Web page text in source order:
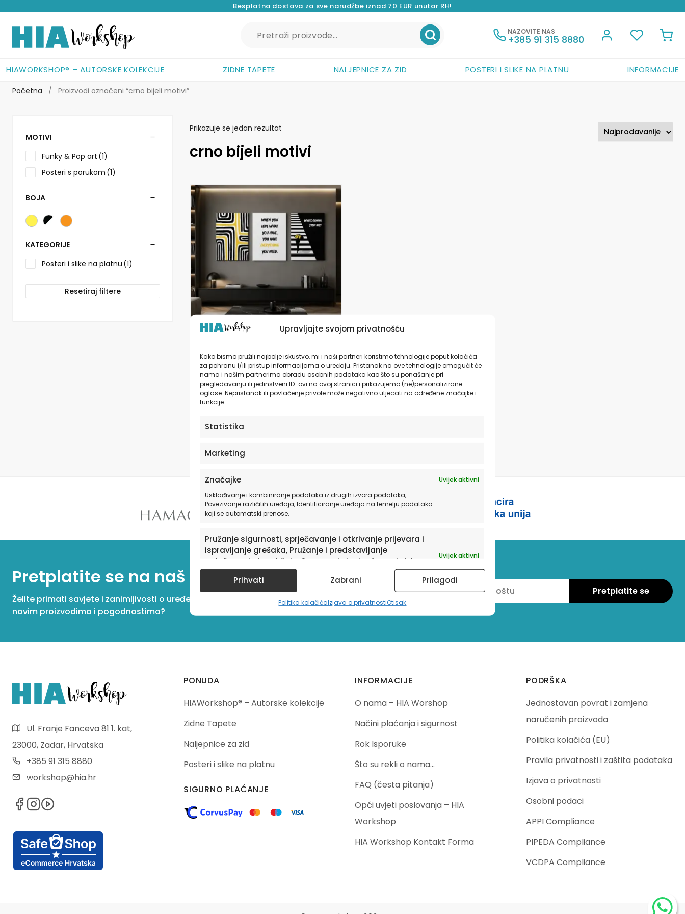
Upravljajte svojom privatnošću
Kako bismo pružili najbolje iskustvo, mi i naši partneri koristimo tehnologije poput kolačića
za pohranu i/ili pristup informacijama o uređaju. Pristanak na ove tehnologije omogućit će
nama i našim partnerima obradu osobnih podataka kao što su ponašanje pri
pregledavanju ili jedinstveni ID-ovi na ovoj stranici i prikazujemo (ne)personalizirane
oglase. Nepristanak ili povlačenje privole može negativno utjecati na određene značajke i
funkcije.
Statistika
Marketing
Značajke
Uvijek aktivni
Usklađivanje i kombiniranje podataka iz drugih izvora podataka,
Povezivanje različitih uređaja, Identificiranje uređaja na temelju podataka
koji se automatski prenose.
Pružanje sigurnosti, sprječavanje i otkrivanje prijevara i
ispravljanje grešaka, Pružanje i predstavljanje
oglašavanja i sadržaja, Spremanje i priopćavanje izbora
u pogledu privatnosti.
Uvijek aktivni
Prihvati Zabrani Prilagodi
Politika kolačićaIzjava o privatnostiOtisak
Besplatna dostava za sve narudžbe iznad 70 EUR unutar RH!
HIAWORKSHOP® – AUTORSKE KOLEKCIJE ZIDNE TAPETE NALJEPNICE ZA ZID POSTERI I SLIKE NA PLATNU INFORMACIJE
NAZOVITE NAS
+385 91 315 8880
Preskoči
na
navigaciju
Skoči
do
sadržaja
Početna / Proizvodi označeni “crno bijeli motivi”
Prikazuje se jedan rezultat
crno bijeli motivi
Everything You Need
od11,90€
Ovaj
varijanti.
Opcije
mogu
odabrati
stranici
proizvoda
MOTIVI
Funky & Pop art (1)
Posteri s porukom (1)
BOJA
KATEGORIJE
Posteri i slike na platnu (1)
Resetiraj filtere
Pretplatite se na naš Newsletter
Želite primati savjete i zanimljivosti o uređenju doma te informacije o
novim proizvodima i pogodnostima?
Ul. Franje Fanceva 81 1. kat,
23000, Zadar, Hrvatska
+385 91 315 8880
workshop@hia.hr
PONUDA
HIAWorkshop® – Autorske kolekcije
Zidne Tapete
Naljepnice za zid
Posteri i slike na platnu
SIGURNO PLAĆANJE
INFORMACIJE
O nama – HIA Worshop
Načini plaćanja i sigurnost
Rok Isporuke
Što su rekli o nama…
FAQ (česta pitanja)
Opći uvjeti poslovanja – HIA
Workshop
HIA Workshop Kontakt Forma
PODRŠKA
Jednostavan povrat i zamjena
naručenih proizvoda
Politika kolačića (EU)
Pravila privatnosti i zaštita podataka
Izjava o privatnosti
Osobni podaci
APPI Compliance
PIPEDA Compliance
VCDPA Compliance